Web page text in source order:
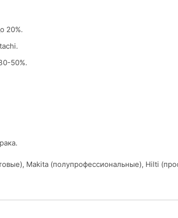
20%.
50%.
Makita (полупрофессиональные), Hilti